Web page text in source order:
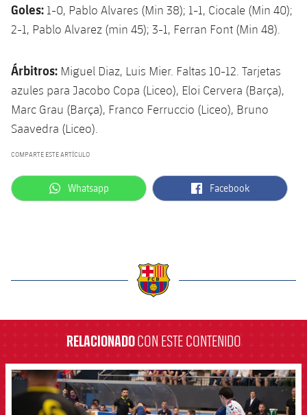
Goles: 1-0, Pablo Alvares (Min 38); 1-1, Ciocale (Min 40);
2-1, Pablo Alvarez (min 45); 3-1, Ferran Font (Min 48).
Árbitros: Miguel Diaz, Luis Mier. Faltas 10-12. Tarjetas
azules para Jacobo Copa (Liceo), Eloi Cervera (Barça),
Marc Grau (Barça), Franco Ferruccio (Liceo), Bruno
Saavedra (Liceo).
COMPARTE ESTE ARTÍCULO
label.aria.whatsapp
Whatsapp label.aria.facebook
Facebook
RELACIONADOCON ESTE CONTENIDO
FCB Barcelona badge